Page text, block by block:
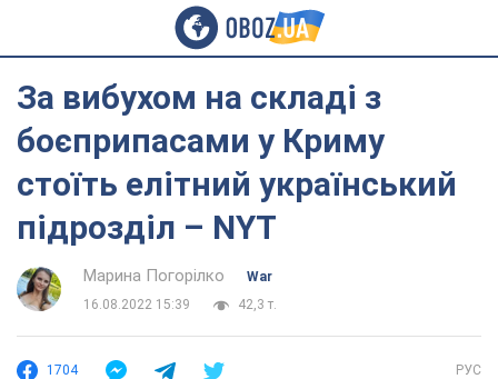
За вибухом на складі з
боєприпасами у Криму
стоїть елітний український
підрозділ – NYT
Марина Погорілко
War
16.08.2022 15:39
42,3 т.
1704 РУС